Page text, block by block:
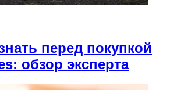
перед покупкой
обзор эксперта